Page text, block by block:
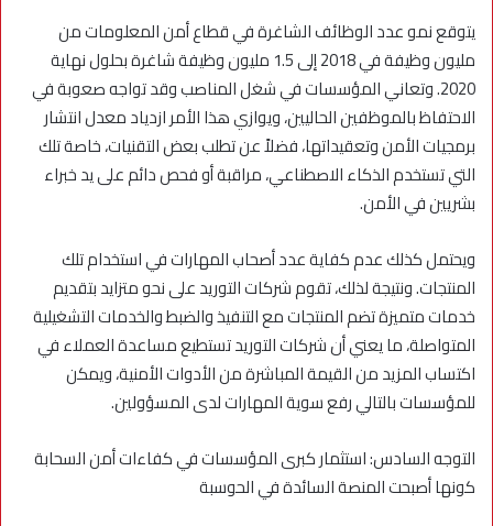
يتوقع نمو عدد الوظائف الشاغرة في قطاع أمن المعلومات من
مليون وظيفة في 2018 إلى 1.5 مليون وظيفة شاغرة بحلول نهاية
2020. وتعاني المؤسسات في شغل المناصب وقد تواجه صعوبة في
الاحتفاظ بالموظفين الحاليين، ويوازي هذا الأمر ازدياد معدل انتشار
برمجيات الأمن وتعقيداتها، فضلاً عن تطلب بعض التقنيات، خاصة تلك
التي تستخدم الذكاء الاصطناعي، مراقبة أو فحص دائم على يد خبراء
بشريين في الأمن.
ويحتمل كذلك عدم كفاية عدد أصحاب المهارات في استخدام تلك
المنتجات. ونتيجة لذلك، تقوم شركات التوريد على نحو متزايد بتقديم
خدمات متميزة تضم المنتجات مع التنفيذ والضبط والخدمات التشغيلية
المتواصلة، ما يعني أن شركات التوريد تستطيع مساعدة العملاء في
اكتساب المزيد من القيمة المباشرة من الأدوات الأمنية، ويمكن
للمؤسسات بالتالي رفع سوية المهارات لدى المسؤولين.
التوجه السادس: استثمار كبرى المؤسسات في كفاءات أمن السحابة
كونها أصبحت المنصة السائدة في الحوسبة